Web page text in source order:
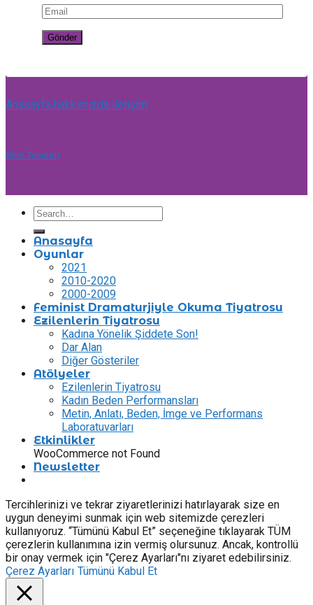
Anasayfa hakkımızda iletişim
Web Tasarım
Anasayfa
Oyunlar
2021
2010-2020
2000-2009
Feminist Dramaturjiyle Okuma Tiyatrosu
Ezilenlerin Tiyatrosu
Kadına Yönelik Şiddete Son!
Dar Alan
Diğer Gösteriler
Atölyeler
Ezilenlerin Tiyatrosu
Kadın Beden Performansları
Metin, Anlatı, Beden, İmge ve Performans
Laboratuvarları
Etkinlikler
WooCommerce not Found
Newsletter
Tercihlerinizi ve tekrar ziyaretlerinizi hatırlayarak size en
uygun deneyimi sunmak için web sitemizde çerezleri
kullanıyoruz. “Tümünü Kabul Et” seçeneğine tıklayarak TÜM
çerezlerin kullanımına izin vermiş olursunuz. Ancak, kontrollü
bir onay vermek için "Çerez Ayarları"nı ziyaret edebilirsiniz.
Çerez Ayarları Tümünü Kabul Et